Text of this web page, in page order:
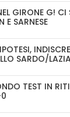
GIRONE G!
E SARNESE
SARDO/
TEST IN